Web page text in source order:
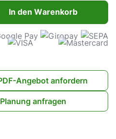
Gib den gewünschten
In den Warenkorb
Angebot anfordern
anfragen